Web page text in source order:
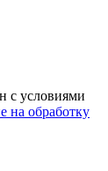
с условиями
на обработку